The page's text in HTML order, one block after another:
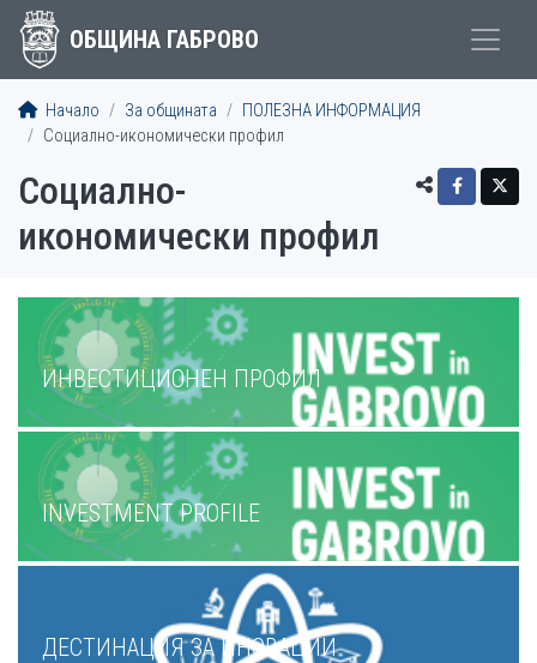
ОБЩИНА ГАБРОВО
Начало За общината
ПОЛЕЗНА ИНФОРМАЦИЯ
Социално-икономически профил
Социално-
икономически профил
МЕНЮ
ИНВЕСТИЦИОНЕН ПРОФИЛ
INVESTMENT PROFILE
ДЕСТИНАЦИЯ ЗА ИНОВАЦИИ